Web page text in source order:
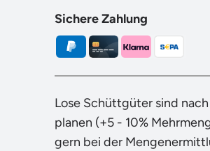
Sichere Zahlung
Lose Schüttgüter sind
planen (+5 - 10%
gern bei der